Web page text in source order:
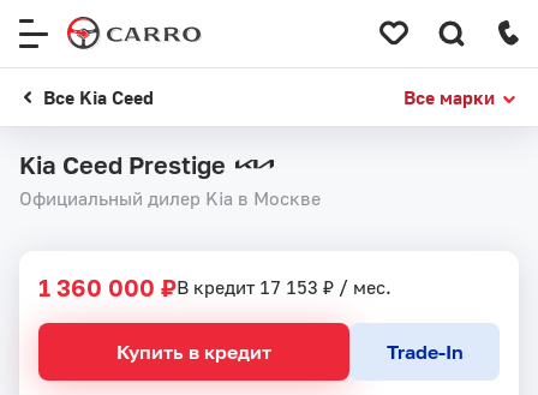
Все Kia Ceed Все марки
Kia Ceed Prestige
Официальный дилер Kia в Москве
1 / 8
1 360 000 ₽В кредит 17 153 ₽ / мес.
Купить в кредит Trade-In